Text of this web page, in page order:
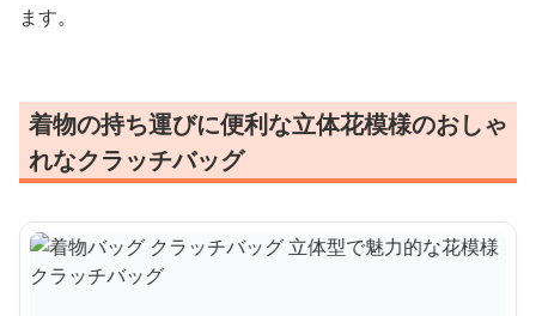
ます。
着物の持ち運びに便利な立体花模様のおしゃ
れなクラッチバッグ